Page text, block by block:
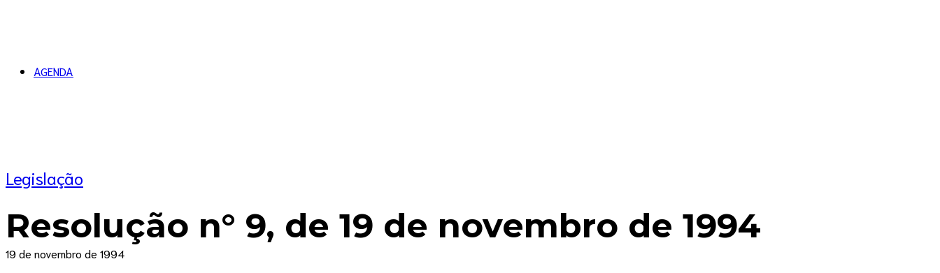
AGENDA
Legislação
Resolução n° 9, de 19 de novembro de 1994
19 de novembro de 1994